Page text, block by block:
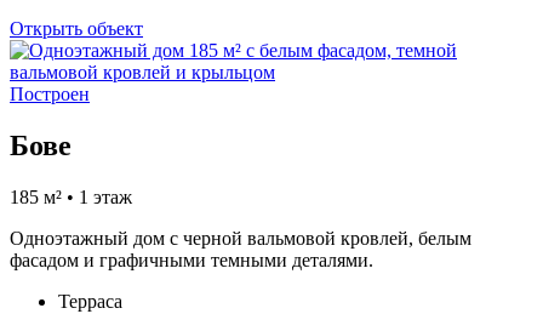
Открыть объект
Построен
Бове
185 м² • 1 этаж
Одноэтажный дом с черной вальмовой кровлей, белым
фасадом и графичными темными деталями.
Терраса